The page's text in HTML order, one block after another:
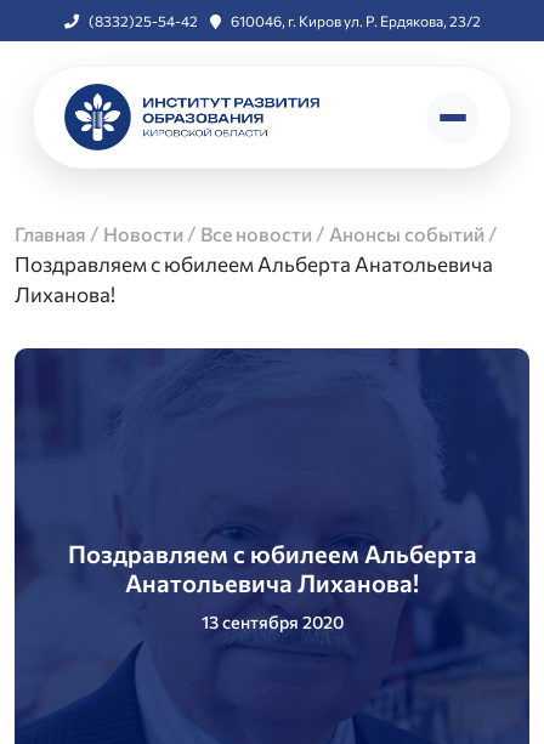
(8332)25-54-42 610046, г. Киров ул. Р. Ердякова, 23/2
Главная / Новости / Все новости / Анонсы событий /
Поздравляем с юбилеем Альберта Анатольевича
Лиханова!
Поздравляем с юбилеем Альберта
Анатольевича Лиханова!
13 сентября 2020